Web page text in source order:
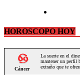
HOROSCOPO HOY